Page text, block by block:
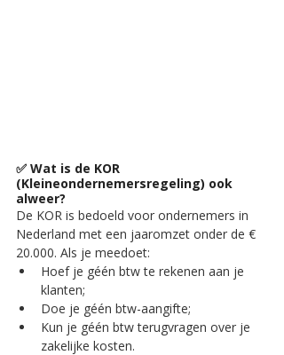
✅ Wat is de KOR
(Kleineondernemersregeling) ook
alweer?
De KOR is bedoeld voor ondernemers in
Nederland met een jaaromzet onder de €
20.000. Als je meedoet:
Hoef je géén btw te rekenen aan je
klanten;
Doe je géén btw-aangifte;
Kun je géén btw terugvragen over je
zakelijke kosten.